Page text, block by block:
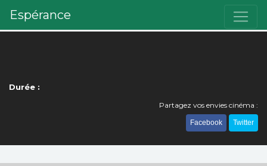
Espérance
Durée :
Partagez vos envies cinéma :
Facebook Twitter